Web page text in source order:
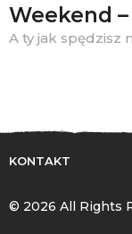
Weekend
A ty jak spędzisz
KONTAKT
© 2026 All Rights